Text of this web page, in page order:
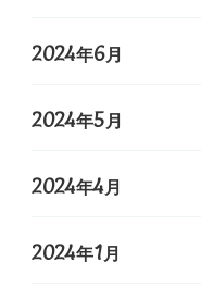
2024年6月
2024年5月
2024年4月
2024年1月